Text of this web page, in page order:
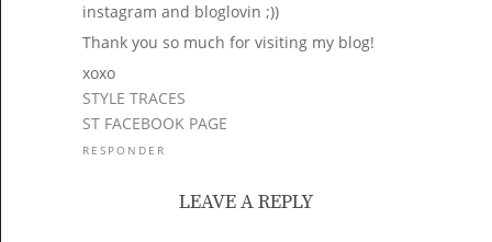
instagram and bloglovin ;))
Thank you so much for visiting my blog!
xoxo
STYLE TRACES
ST FACEBOOK PAGE
RESPONDER
LEAVE A REPLY